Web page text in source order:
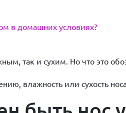
в домашних условиях?
так и сухим. Но что это
влажность или сухость